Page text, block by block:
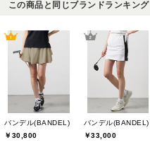
この商品と同じブランドランキング
バンデル(BANDEL)
￥30,800
バンデル(BANDEL)
￥33,000